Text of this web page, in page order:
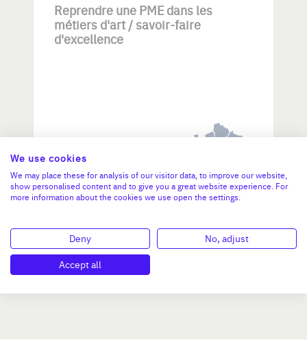
Reprendre une PME dans les
métiers d'art / savoir-faire
d'excellence
>2 M€ et <= 5 M€
N°47264
We use cookies
We may place these for analysis of our visitor data, to improve our website,
show personalised content and to give you a great website experience. For
more information about the cookies we use open the settings.
Deny
No, adjust
Accept all